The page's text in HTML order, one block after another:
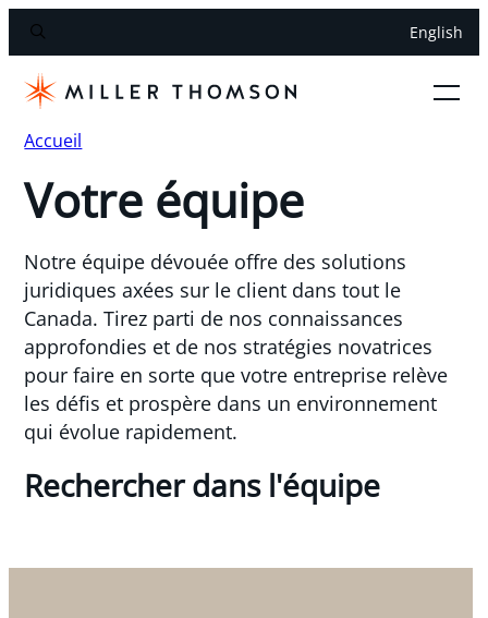
English
Accueil
Votre équipe
Notre équipe dévouée offre des solutions
juridiques axées sur le client dans tout le
Canada. Tirez parti de nos connaissances
approfondies et de nos stratégies novatrices
pour faire en sorte que votre entreprise relève
les défis et prospère dans un environnement
qui évolue rapidement.
Rechercher dans l'équipe